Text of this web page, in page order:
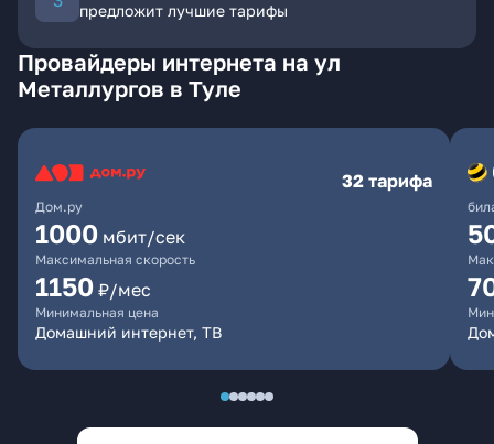
предложит лучшие тарифы
Провайдеры интернета на ул
Металлургов в Туле
Дом.ру
32 тарифа
1000 мбит/сек
Максимальная скорость
1150 ₽/мес
Минимальная цена
Домашний интернет, ТВ